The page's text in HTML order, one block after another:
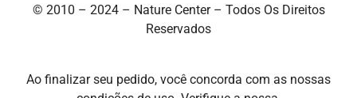
© 2010 – 2024 – Nature Center – Todos Os Direitos
Reservados
Ao finalizar seu pedido, você concorda com as nossas